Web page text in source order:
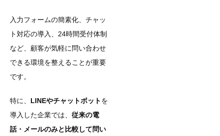
入力フォームの簡素化、チャッ
ト対応の導入、24時間受付体制
など、顧客が気軽に問い合わせ
できる環境を整えることが重要
です。
特に、 LINEやチャットボットを
導入した企業では、 従来の電
話・メールのみと比較して問い